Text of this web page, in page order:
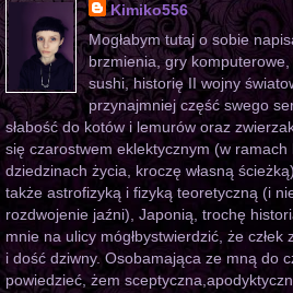
Kimiko556
Mogłabym tutaj o sobie
brzmienia, gry
sushi, historię II wojny
przynajmniej część swego
słabość do kotów i lemurów oraz
się czarostwem eklektycznym (w
dziedzinach życia, kroczę własną
także astrofizyką i fizyką teoretyczną (i
rozdwojenie jaźni), Japonią, trochę
mnie na ulicy mógłbystwierdzić, że
i dość dziwny. Osobamająca ze mną do
powiedzieć, żem